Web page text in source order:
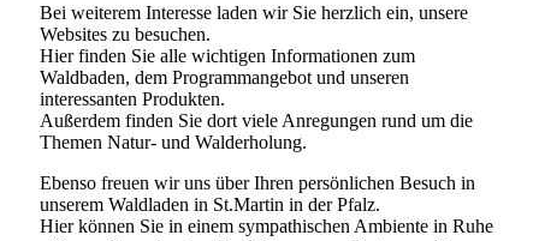
Bei weiterem Interesse laden wir Sie herzlich ein, unsere
Websites zu besuchen.
Hier finden Sie alle wichtigen Informationen zum
Waldbaden, dem Programmangebot und unseren
interessanten Produkten.
Außerdem finden Sie dort viele Anregungen rund um die
Themen Natur- und Walderholung.
Ebenso freuen wir uns über Ihren persönlichen Besuch in
unserem Waldladen in St.Martin in der Pfalz.
Hier können Sie in einem sympathischen Ambiente in Ruhe